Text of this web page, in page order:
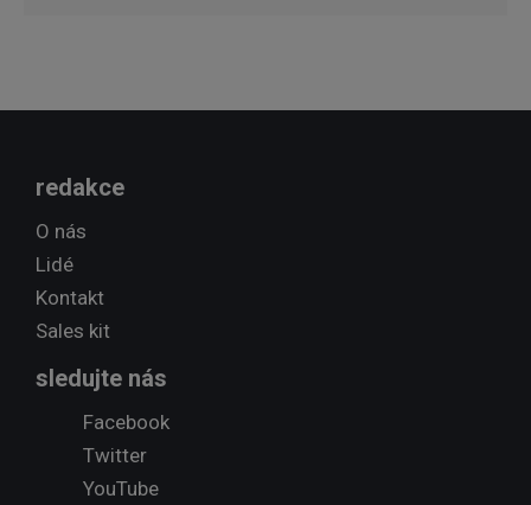
redakce
O nás
Lidé
Kontakt
Sales kit
sledujte nás
Facebook
Twitter
YouTube